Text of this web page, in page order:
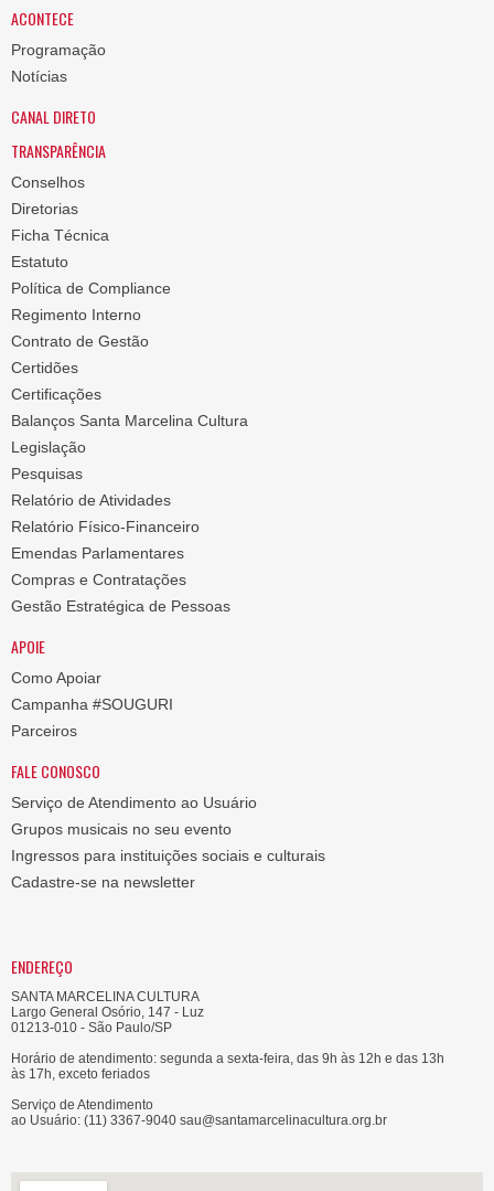
ACONTECE
Programação
Notícias
CANAL DIRETO
TRANSPARÊNCIA
Conselhos
Diretorias
Ficha Técnica
Estatuto
Política de Compliance
Regimento Interno
Contrato de Gestão
Certidões
Certificações
Balanços Santa Marcelina Cultura
Legislação
Pesquisas
Relatório de Atividades
Relatório Físico-Financeiro
Emendas Parlamentares
Compras e Contratações
Gestão Estratégica de Pessoas
APOIE
Como Apoiar
Campanha #SOUGURI
Parceiros
FALE CONOSCO
Serviço de Atendimento ao Usuário
Grupos musicais no seu evento
Ingressos para instituições sociais e culturais
Cadastre-se na newsletter
ENDEREÇO
SANTA MARCELINA CULTURA
Largo General Osório, 147 - Luz
01213-010 - São Paulo/SP
Horário de atendimento: segunda a sexta-feira, das 9h às 12h e das 13h
às 17h, exceto feriados
Serviço de Atendimento
ao Usuário: (11) 3367-9040 sau@santamarcelinacultura.org.br